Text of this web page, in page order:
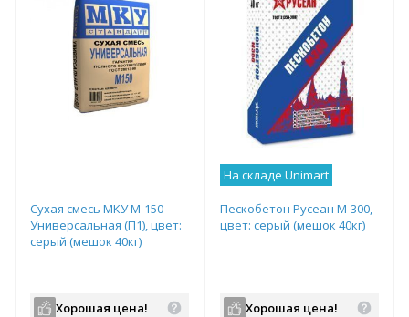
Сухая смесь МКУ М-150
Универсальная (П1), цвет:
серый (мешок 40кг)
Хорошая цена!
На складе Unimart
Пескобетон Русеан М-300,
цвет: серый (мешок 40кг)
Хорошая цена!